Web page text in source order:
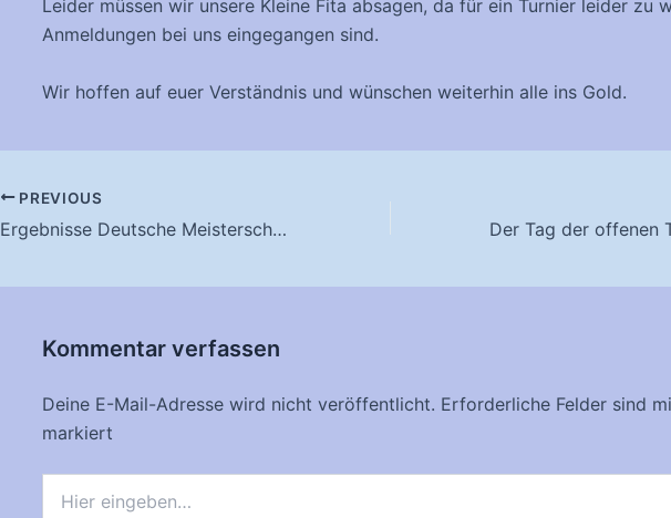
Leider müssen wir unsere Kleine Fita absagen, da für ein Turnier leider zu
Anmeldungen bei uns eingegangen sind.
Wir hoffen auf euer Verständnis und wünschen weiterhin alle ins Gold.
Post
navigation
PREVIOUS
Ergebnisse Deutsche Meisterschaft Feldbogen 2016
Kommentar verfassen
Deine E-Mail-Adresse wird nicht veröffentlicht. Erforderliche Felder sind
markiert
eingeben…